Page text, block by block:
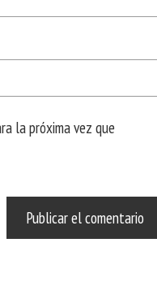
la próxima vez que